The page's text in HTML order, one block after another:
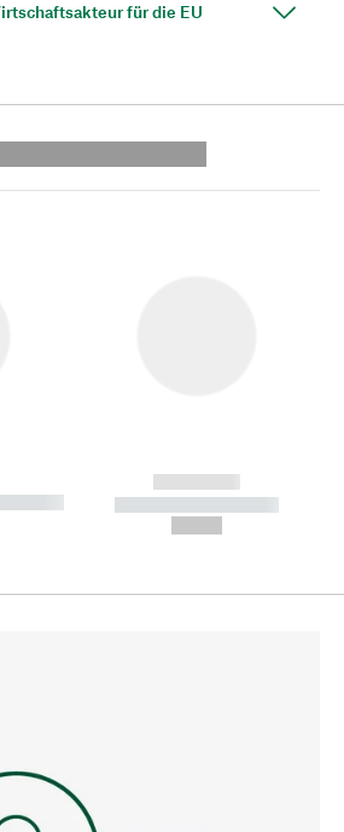
für die EU
--------
------------
----------- -----------